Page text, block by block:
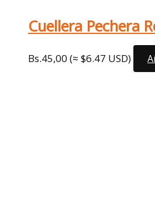
Cuellera Pechera
Bs.45,00 (≈ $6.47 USD)